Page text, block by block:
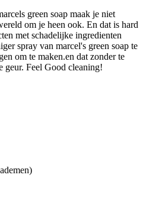
green soap maak je niet
om je heen ook. En dat is hard
met schadelijke ingredienten
spray van marcel's green soap te
om te maken.en dat zonder te
geur. Feel Good cleaning!